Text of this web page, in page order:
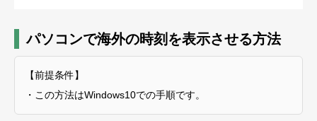
パソコンで海外の時刻を表示させる方法
【前提条件】
・この方法はWindows10での手順です。